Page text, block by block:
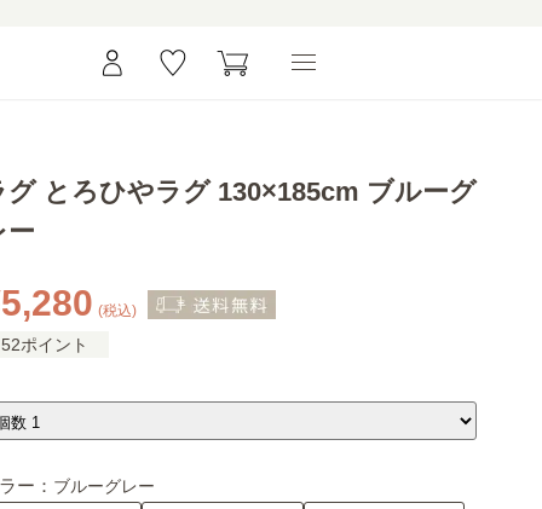
グ とろひやラグ 130×185cm ブルーグ
ー
(税込)
52ポイント
ー： ブルーグレー